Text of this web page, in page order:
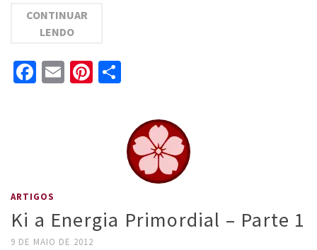
CONTINUAR
LENDO
Facebook
EmailPinterest
ARTIGOS
Ki a Energia Primordial – Parte 1
9 DE MAIO DE 2012